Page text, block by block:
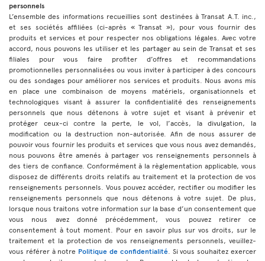
personnels
L’ensemble des informations recueillies sont destinées à Transat A.T. inc.,
et ses sociétés affiliées (ci-après « Transat »), pour vous fournir des
produits et services et pour respecter nos obligations légales. Avec votre
accord, nous pouvons les utiliser et les partager au sein de Transat et ses
filiales pour vous faire profiter d’offres et recommandations
promotionnelles personnalisées ou vous inviter à participer à des concours
ou des sondages pour améliorer nos services et produits. Nous avons mis
en place une combinaison de moyens matériels, organisationnels et
technologiques visant à assurer la confidentialité des renseignements
personnels que nous détenons à votre sujet et visant à prévenir et
protéger ceux-ci contre la perte, le vol, l’accès, la divulgation, la
modification ou la destruction non-autorisée. Afin de nous assurer de
pouvoir vous fournir les produits et services que vous nous avez demandés,
nous pouvons être amenés à partager vos renseignements personnels à
des tiers de confiance. Conformément à la règlementation applicable, vous
disposez de différents droits relatifs au traitement et la protection de vos
renseignements personnels. Vous pouvez accéder, rectifier ou modifier les
renseignements personnels que nous détenons à votre sujet. De plus,
lorsque nous traitons votre information sur la base d’un consentement que
vous nous avez donné précédemment, vous pouvez retirer ce
consentement à tout moment. Pour en savoir plus sur vos droits, sur le
traitement et la protection de vos renseignements personnels, veuillez-
vous référer à notre Politique de confidentialité. Si vous souhaitez exercer